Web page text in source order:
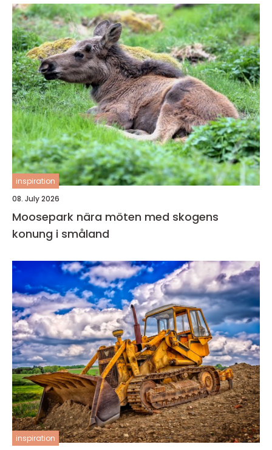
inspiration
08. July 2026
Moosepark nära möten med skogens
konung i småland
inspiration